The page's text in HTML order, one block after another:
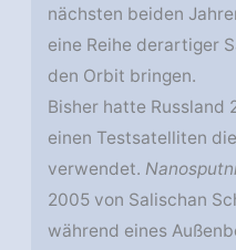
nächsten beiden
eine Reihe derartiger
den Orbit bringen.
Bisher hatte Russland
einen Testsatelliten
verwendet.
2005 von Salischan
während eines